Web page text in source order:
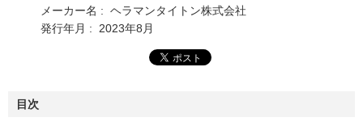
メーカー名 : ヘラマンタイトン株式会社
発行年月 : 2023年8月
目次